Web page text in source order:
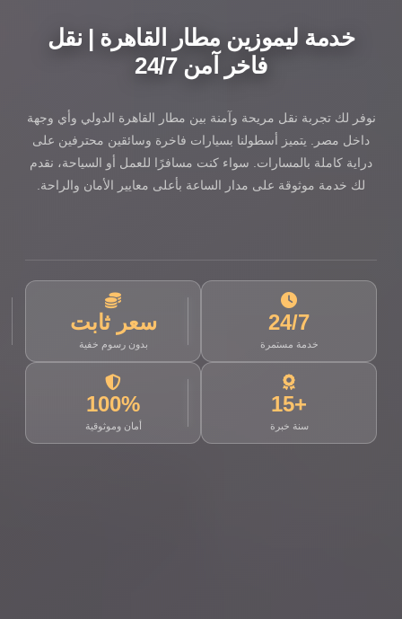
خدمة ليموزين مطار القاهرة | نقل
فاخر آمن 24/7
نوفر لك تجربة نقل مريحة وآمنة بين مطار القاهرة الدولي وأي وجهة
داخل مصر. يتميز أسطولنا بسيارات فاخرة وسائقين محترفين على
دراية كاملة بالمسارات. سواء كنت مسافرًا للعمل أو السياحة، نقدم
لك خدمة موثوقة على مدار الساعة بأعلى معايير الأمان والراحة.
24/7
خدمة مستمرة
سعر ثابت
بدون رسوم خفية
+15
سنة خبرة
100%
أمان وموثوقية